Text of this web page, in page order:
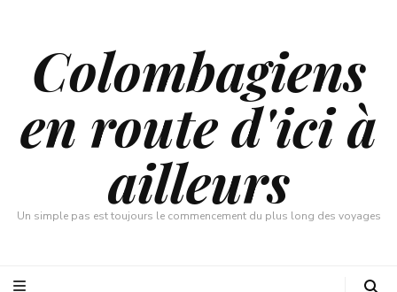
Colombagiens
en route d'ici à
ailleurs
Un simple pas est toujours le commencement du plus long des voyages